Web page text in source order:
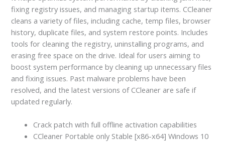
fixing registry issues, and managing startup items. CCleaner
cleans a variety of files, including cache, temp files, browser
history, duplicate files, and system restore points. Includes
tools for cleaning the registry, uninstalling programs, and
erasing free space on the drive. Ideal for users aiming to
boost system performance by cleaning up unnecessary files
and fixing issues. Past malware problems have been
resolved, and the latest versions of CCleaner are safe if
updated regularly.
Crack patch with full offline activation capabilities
CCleaner Portable only Stable [x86-x64] Windows 10